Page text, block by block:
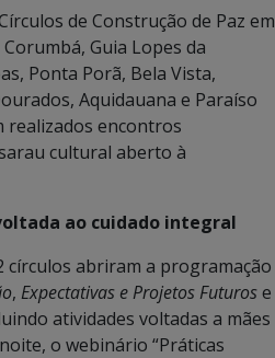
de Construção de Paz em
Guia Lopes da
Ponta Porã, Bela Vista,
Aquidauana e Paraíso
realizados encontros
cultural aberto à
ao cuidado integral
círculos abriram a programação
, Expectativas e Projetos Futurose
atividades voltadas a mães
o webinário “Práticas